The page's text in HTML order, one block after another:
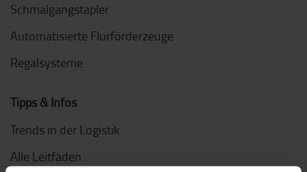
Schmalgangstapler
Automatisierte Flurförderzeuge
Regalsysteme
Tipps & Infos
Trends in der Logistik
Alle Leitfäden